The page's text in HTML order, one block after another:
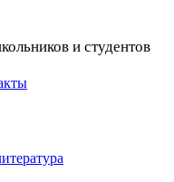
и студентов